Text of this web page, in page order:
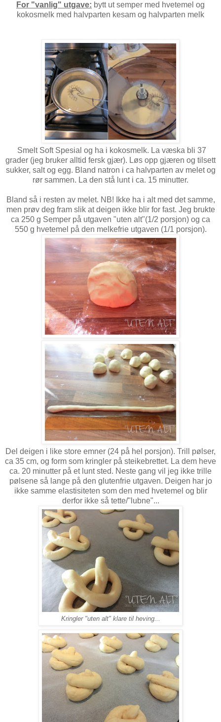
For "vanlig" utgave: bytt ut semper med hvetemel og
kokosmelk med halvparten kesam og halvparten melk
Smelt Soft Spesial og ha i kokosmelk. La væska bli 37
grader (jeg bruker alltid fersk gjær). Løs opp gjæren og tilsett
sukker, salt og egg. Bland natron i ca halvparten av melet og
rør sammen. La den stå lunt i ca. 15 minutter.
Bland så i resten av melet. NB! Ikke ha i alt med det samme,
men prøv deg fram slik at deigen ikke blir for fast. Jeg brukte
ca 250 g Semper på utgaven "uten alt"(1/2 porsjon) og ca
550 g hvetemel på den melkefrie utgaven (1/1 porsjon).
Del deigen i like store emner (24 på hel porsjon). Trill pølser,
ca 35 cm, og form som kringler på steikebrettet. La dem heve
ca. 20 minutter på et lunt sted. Neste gang vil jeg ikke trille
pølsene så lange på den glutenfrie utgaven. Deigen har jo
ikke samme elastisiteten som den med hvetemel og blir
derfor ikke så tette/"lubne"...
Kringler "uten alt" klare til heving...